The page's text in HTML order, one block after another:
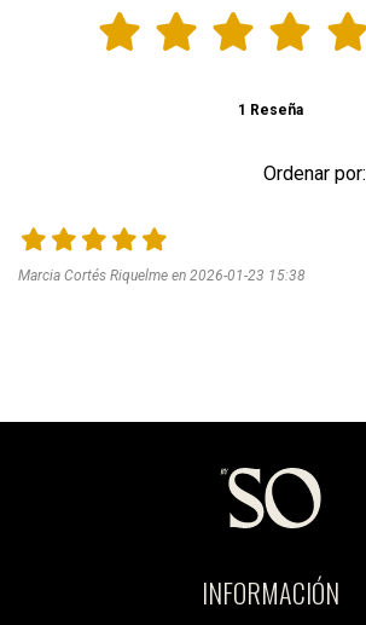
1 Reseña
Ordenar por:
Marcia Cortés Riquelme en 2026-01-23 15:38
INFORMACIÓN